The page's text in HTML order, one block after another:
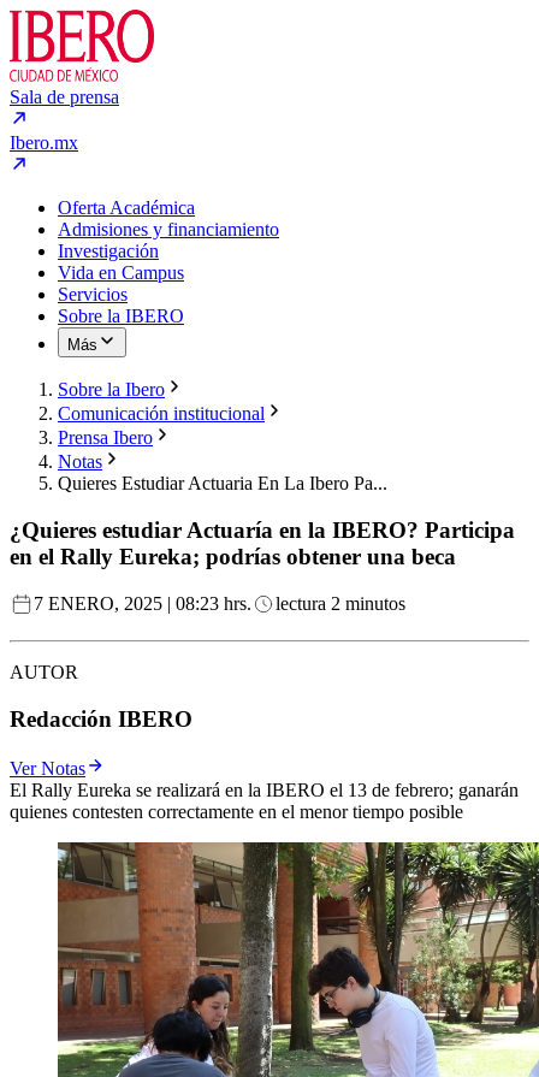
Sala de prensa
Ibero.mx
Oferta Académica
Admisiones y financiamiento
Investigación
Vida en Campus
Servicios
Sobre la IBERO
Más
Sobre la Ibero
Comunicación institucional
Prensa Ibero
Notas
Quieres Estudiar Actuaria En La Ibero Pa...
¿Quieres estudiar Actuaría en la IBERO? Participa
en el Rally Eureka; podrías obtener una beca
7 ENERO, 2025 | 08:23 hrs. lectura 2 minutos
AUTOR
Redacción IBERO
Ver Notas
El Rally Eureka se realizará en la IBERO el 13 de febrero; ganarán
quienes contesten correctamente en el menor tiempo posible